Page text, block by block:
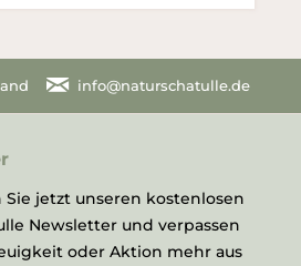
info@naturschatulle.de
jetzt unseren kostenlosen
Newsletter und verpassen
oder Aktion mehr aus